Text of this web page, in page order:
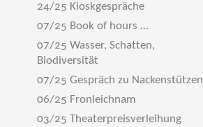
24/25 Kioskgespräche
07/25 Book of hours …
07/25 Wasser, Schatten,
Biodiversität
07/25 Gespräch zu Nackenstützen
06/25 Fronleichnam
03/25 Theaterpreisverleihung